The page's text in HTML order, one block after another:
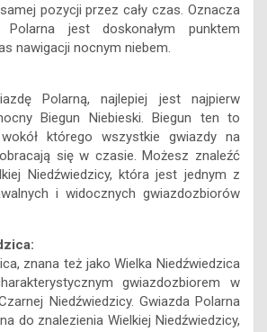
pozycji przez cały czas. Oznacza
jest doskonałym punktem
nawigacji nocnym niebem.
Polarną, najlepiej jest najpierw
Biegun Niebieski. Biegun ten to
którego wszystkie gwiazdy na
obracają się w czasie. Możesz znaleźć
Niedźwiedzicy, która jest jednym z
i widocznych gwiazdozbiorów
znana też jako Wielka Niedźwiedzica
gwiazdozbiorem w
Niedźwiedzicy. Gwiazda Polarna
do znalezienia Wielkiej Niedźwiedzicy,